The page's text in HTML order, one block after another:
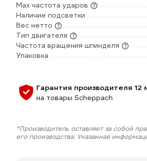
Мах частота ударов
Наличие подсветки
Вес нетто
Тип двигателя
Частота вращения шпинделя
Упаковка
Гарантия производителя 12
на товары Scheppach
*Производитель оставляет за собой
его производства. Указанная